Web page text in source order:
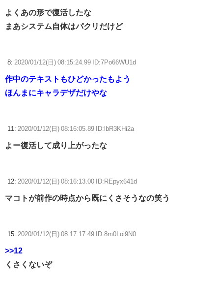
よくあの形で復活したな
まあシステム自体はパクリだけど
8: 2020/01/12(日) 08:15:24.99 ID:7Po66WU1d
作中のテキストもひどかったもよう
ほんまにキャラデザだけやな
11: 2020/01/12(日) 08:16:05.89 ID:lbR3KHi2a
よー復活して成り上がったな
12: 2020/01/12(日) 08:16:13.00 ID:REpyx641d
マコトが前作の時点から既にくさそうなの笑う
15: 2020/01/12(日) 08:17:17.49 ID:8m0Loi9N0
>>12
くさくないぞ